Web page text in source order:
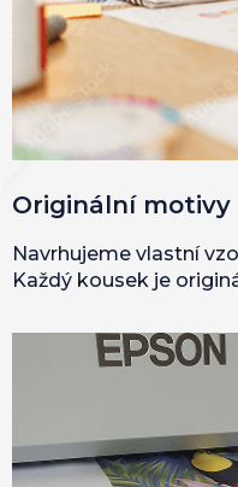
Originální motivy
Navrhujeme vlastní
Každý kousek je